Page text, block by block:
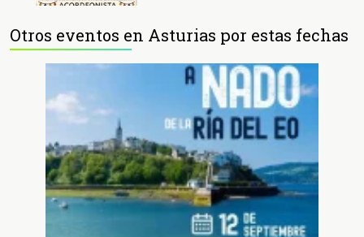
Otros eventos en Asturias por estas fechas